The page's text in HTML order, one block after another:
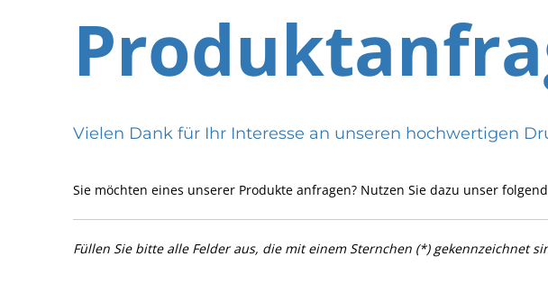
Vielen Dank für Ihr Interesse an unseren hochwertigen
Sie möchten eines unserer Produkte anfragen? Nutzen Sie dazu unser
Füllen Sie bitte alle Felder aus, die mit einem Sternchen (*) gekennzeichnet